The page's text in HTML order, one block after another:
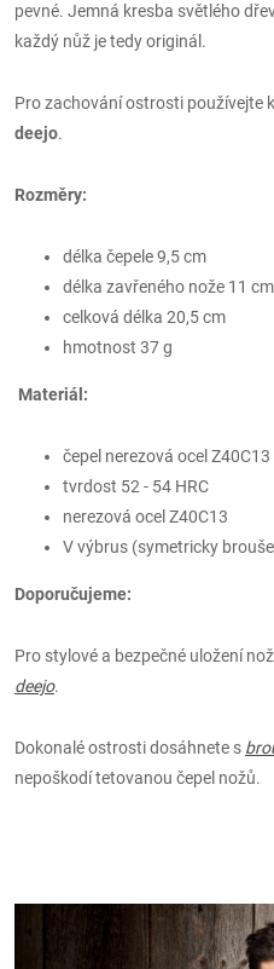
pevné. Jemná kresba světlého
každý nůž je tedy originál.
Pro zachování ostrosti používejte
deejo.
Rozměry:
délka čepele 9,5 cm
délka zavřeného nože 11 cm
celková délka 20,5 cm
hmotnost 37 g
Materiál:
čepel nerezová ocel
tvrdost 52 - 54 HRC
nerezová ocel Z40C13
V výbrus (symetricky
Doporučujeme:
Pro stylové a bezpečné uložení
deejo.
Dokonalé ostrosti dosáhnete s
nepoškodí tetovanou čepel nožů.